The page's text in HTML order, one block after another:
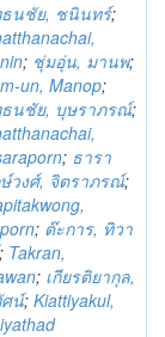
นชัย, ชนินทร์;
; ชุ่มอุ่น, มานพ;
un, Manop;
นชัย, บุษราภรณ์;
; ธารา
วงศ์, จิตราภรณ์;
; ต๊ะการ, ทิวา
; Takran,
; เกียรติยากุล,
น์; Kiattiyakul,